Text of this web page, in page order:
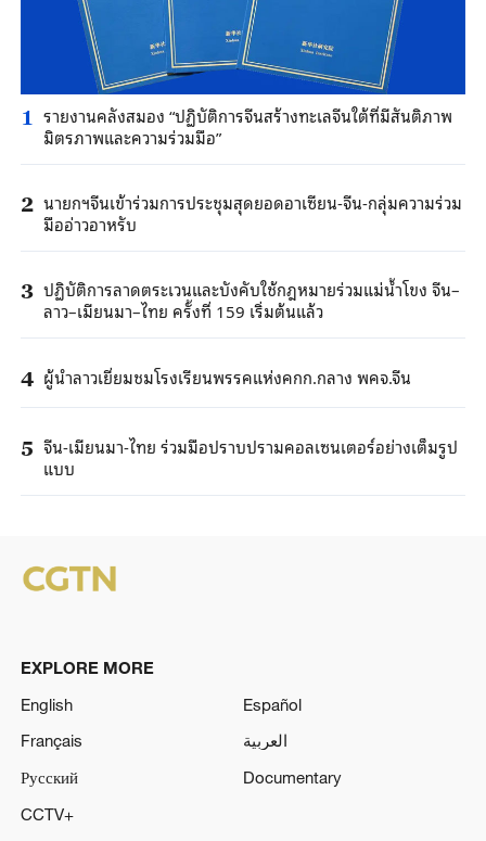
1 รายงานคลังสมอง “ปฏิบัติการจีนสร้างทะเลจีนใต้ที่มีสันติภาพ
มิตรภาพและความร่วมมือ”
2 นายกฯจีนเข้าร่วมการประชุมสุดยอดอาเซียน-จีน-กลุ่มความร่วม
มืออ่าวอาหรับ
3 ปฏิบัติการลาดตระเวนและบังคับใช้กฎหมายร่วมแม่น้ำโขง จีน–
ลาว–เมียนมา–ไทย ครั้งที่ 159 เริ่มต้นแล้ว
4 ผู้นำลาวเยี่ยมชมโรงเรียนพรรคแห่งคกก.กลาง พคจ.จีน
5 จีน-เมียนมา-ไทย ร่วมมือปราบปรามคอลเซนเตอร์อย่างเต็มรูป
แบบ
EXPLORE MORE
English
Español
Français
العربية
Русский
Documentary
CCTV+